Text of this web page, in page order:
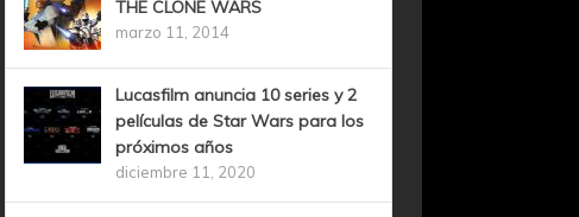
THE CLONE WARS
marzo 11, 2014
Lucasfilm anuncia 10 series y 2
películas de Star Wars para los
próximos años
diciembre 11, 2020